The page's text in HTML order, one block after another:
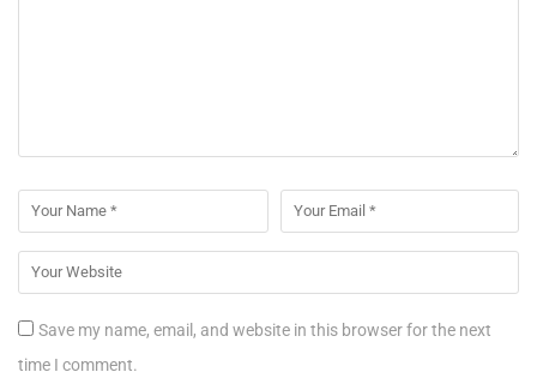
Save my name, email, and website in this browser for the next
time I comment.